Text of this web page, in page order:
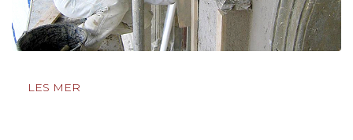
LES MER